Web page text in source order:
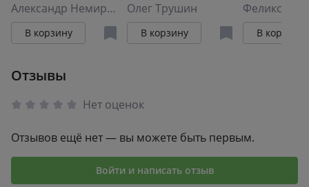
миллиардером
Александр Немиров
В корзину
Олег Трушин
В корзину
прадед
гения
Феликс
В корзину
Отзывы
Нет оценок
Отзывов ещё нет — вы можете быть первым.
Войти и написать отзыв